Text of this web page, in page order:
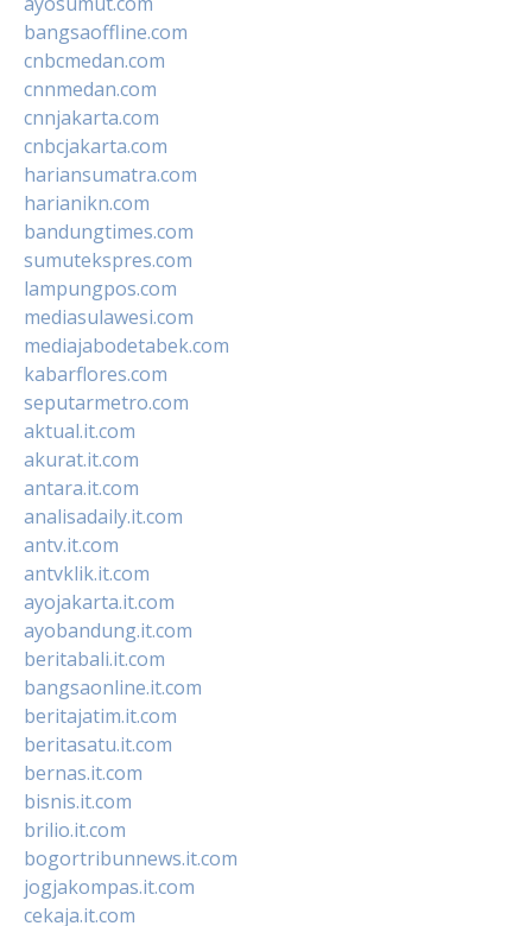
bangsaoffline.com
cnbcmedan.com
cnnmedan.com
cnnjakarta.com
cnbcjakarta.com
hariansumatra.com
harianikn.com
bandungtimes.com
sumutekspres.com
lampungpos.com
mediasulawesi.com
mediajabodetabek.com
kabarflores.com
seputarmetro.com
aktual.it.com
akurat.it.com
antara.it.com
analisadaily.it.com
antv.it.com
antvklik.it.com
ayojakarta.it.com
ayobandung.it.com
beritabali.it.com
bangsaonline.it.com
beritajatim.it.com
beritasatu.it.com
bernas.it.com
bisnis.it.com
brilio.it.com
bogortribunnews.it.com
jogjakompas.it.com
cekaja.it.com